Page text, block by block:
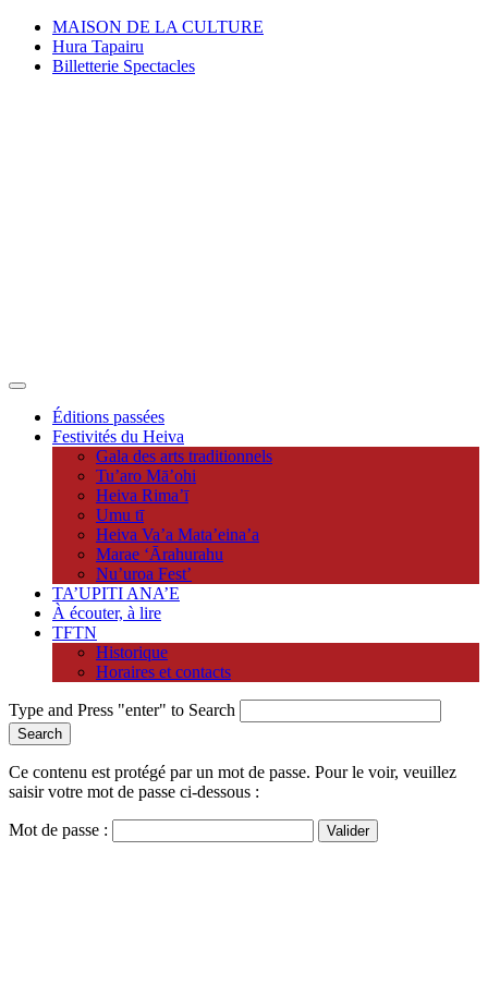
MAISON DE LA CULTURE
Hura Tapairu
Billetterie Spectacles
Éditions passées
Festivités du Heiva
Gala des arts traditionnels
Tu’aro Mā’ohi
Heiva Rima’ī
Umu tī
Heiva Va’a Mata’eina’a
Marae ‘Ārahurahu
Nu’uroa Fest’
TA’UPITI ANA’E
À écouter, à lire
TFTN
Historique
Horaires et contacts
Type and Press "enter" to Search
Ce contenu est protégé par un mot de passe. Pour le voir, veuillez
saisir votre mot de passe ci-dessous :
Mot de passe :